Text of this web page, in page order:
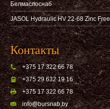
Белмаслоснаб
JASOL Hydraulic HV 22-68 Zinc Free
Контакты
+375 17 322 66 78
+375 29 632 19 16
+375 17 322 66 78
info@bursnab,by